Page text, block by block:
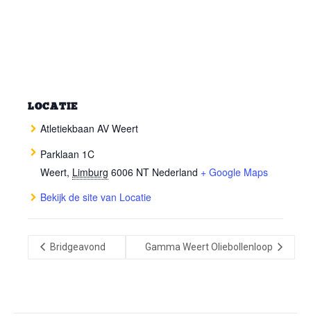
LOCATIE
Atletiekbaan AV Weert
Parklaan 1C
Weert, Limburg 6006 NT Nederland + Google Maps
Bekijk de site van Locatie
Bridgeavond Gamma Weert Oliebollenloop